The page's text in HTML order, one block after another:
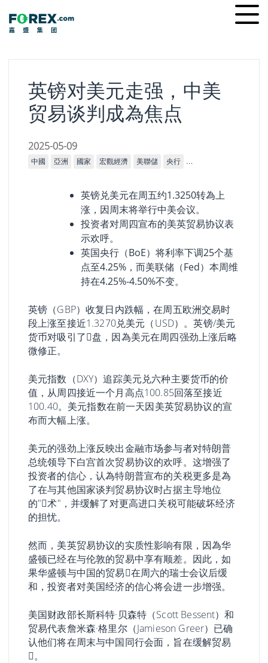
content
英镑对美元走强，中美
贸易谈判成為焦点
2025-05-09
中國 亞洲 國家 宏觀經濟 美聯儲 央行 搜尋引擎優化
英镑兑美元在周五约1.3250转為上
涨，因周末将举行中美会议。
投资者对周四宣布的美英贸易协议表
示欢呼。
英国央行（BoE）将利率下调25个基
点至4.25%，而美联储（Fed）本周维
持在4.25%-4.50%不变。
英镑（GBP）收复日内跌幅，在周五欧洲交易时
段上涨至接近1.3270兑美元 （USD）。英镑/美元
货币对吸引了𧹒盘，因為美元在周四强劲上涨后略
微修正。
美元指数（DXY）追踪美元兑六种主要货币的价
值，从周四接近一个月高点100.85回落至接近
100.40。美元指数在前一天因美英贸易协议的宣
布而大幅上涨。
美元的强劲上涨反映出金融市场参与者对特朗普
总统领导下白宫首次贸易协议的欢呼。这增强了
投资者的信心，认為特朗普宣布的关税更多是為
了在与其他国家谈判贸易协议时占据主导地位
的"𢧐术"，并缓解了对更高进口关税可能破坏经济
的担忧。
然而，美英贸易协议的实质性影响有限，因為华
盛顿已经在与伦敦的贸易中享有顺差。因此，如
果华盛顿与中国的贸易𢧐在周六的瑞士会议后缓
和，投资者对美国经济的信心将会进一步增强。
美国财政部长斯科特·贝森特（Scott Bessent）和
贸易代表詹米森·格里尔（Jamieson Greer）已确
认他们将在周末与中国同行会面，旨在缓解贸易
𢧐。